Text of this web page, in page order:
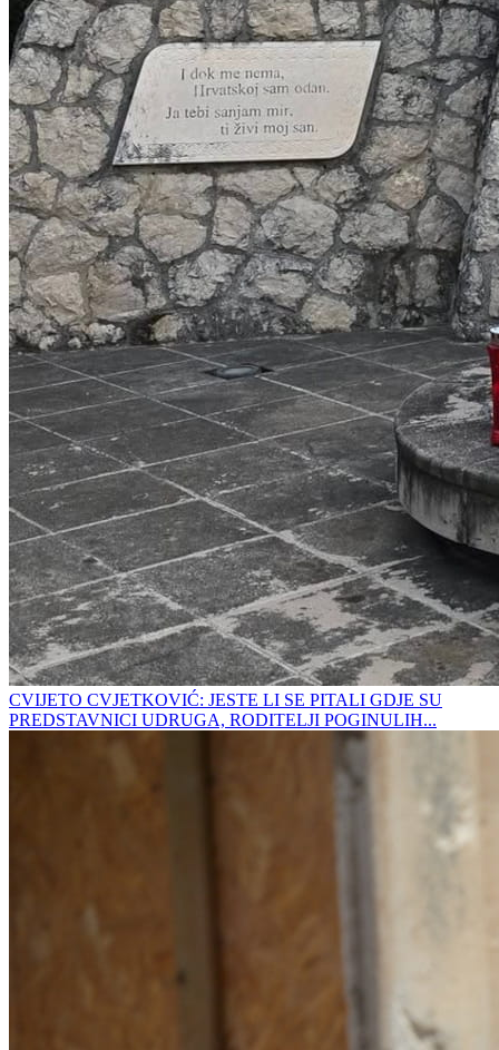
CVIJETO CVJETKOVIĆ: JESTE LI SE PITALI GDJE SU
PREDSTAVNICI UDRUGA, RODITELJI POGINULIH...